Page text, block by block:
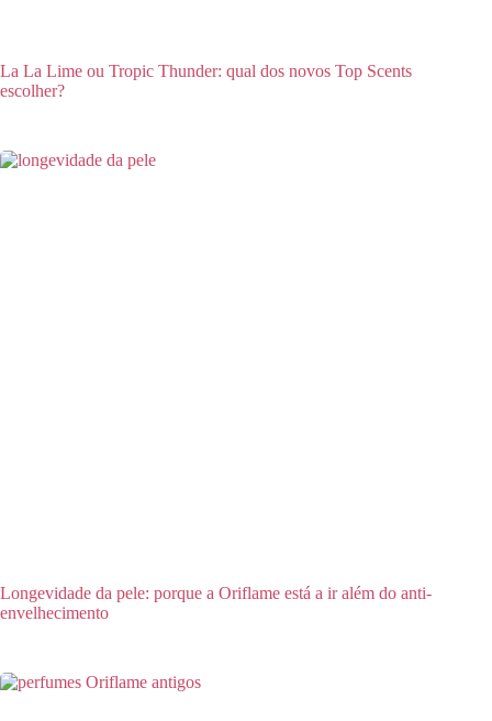
La La Lime ou Tropic Thunder: qual dos novos Top Scents
escolher?
Longevidade da pele: porque a Oriflame está a ir além do anti-
envelhecimento